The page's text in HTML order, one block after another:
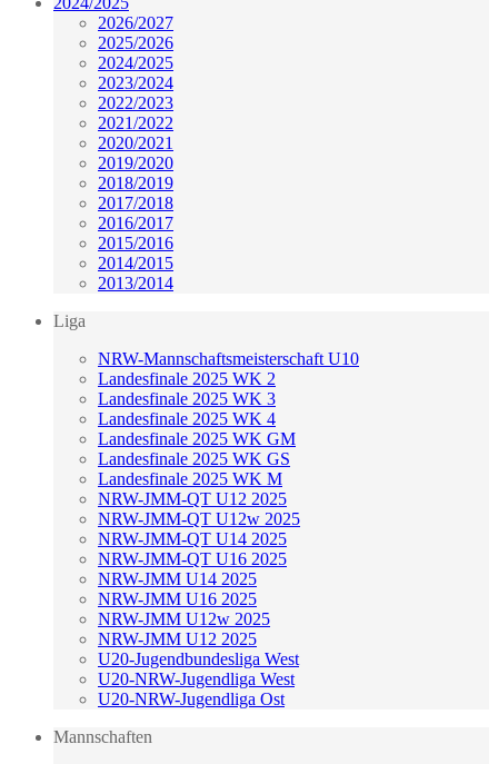
2026/2027
2025/2026
2024/2025
2023/2024
2022/2023
2021/2022
2020/2021
2019/2020
2018/2019
2017/2018
2016/2017
2015/2016
2014/2015
2013/2014
Liga
NRW-Mannschaftsmeisterschaft U10
Landesfinale 2025 WK 2
Landesfinale 2025 WK 3
Landesfinale 2025 WK 4
Landesfinale 2025 WK GM
Landesfinale 2025 WK GS
Landesfinale 2025 WK M
NRW-JMM-QT U12 2025
NRW-JMM-QT U12w 2025
NRW-JMM-QT U14 2025
NRW-JMM-QT U16 2025
NRW-JMM U14 2025
NRW-JMM U16 2025
NRW-JMM U12w 2025
NRW-JMM U12 2025
U20-Jugendbundesliga West
U20-NRW-Jugendliga West
U20-NRW-Jugendliga Ost
Mannschaften